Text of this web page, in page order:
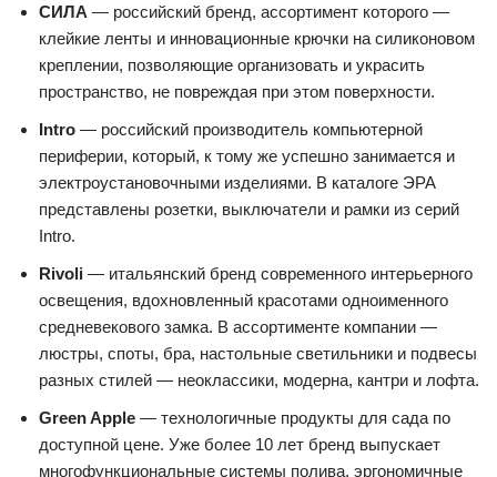
СИЛА — российский бренд, ассортимент которого —
клейкие ленты и инновационные крючки на силиконовом
креплении, позволяющие организовать и украсить
пространство, не повреждая при этом поверхности.
Intro — российский производитель компьютерной
периферии, который, к тому же успешно занимается и
электроустановочными изделиями. В каталоге ЭРА
представлены розетки, выключатели и рамки из серий
Intro.
Rivoli — итальянский бренд современного интерьерного
освещения, вдохновленный красотами одноименного
средневекового замка. В ассортименте компании —
люстры, споты, бра, настольные светильники и подвесы
разных стилей — неоклассики, модерна, кантри и лофта.
Green Apple — технологичные продукты для сада по
доступной цене. Уже более 10 лет бренд выпускает
многофункциональные системы полива, эргономичные